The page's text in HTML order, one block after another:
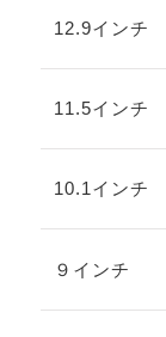
12.9インチ
11.5インチ
10.1インチ
９インチ